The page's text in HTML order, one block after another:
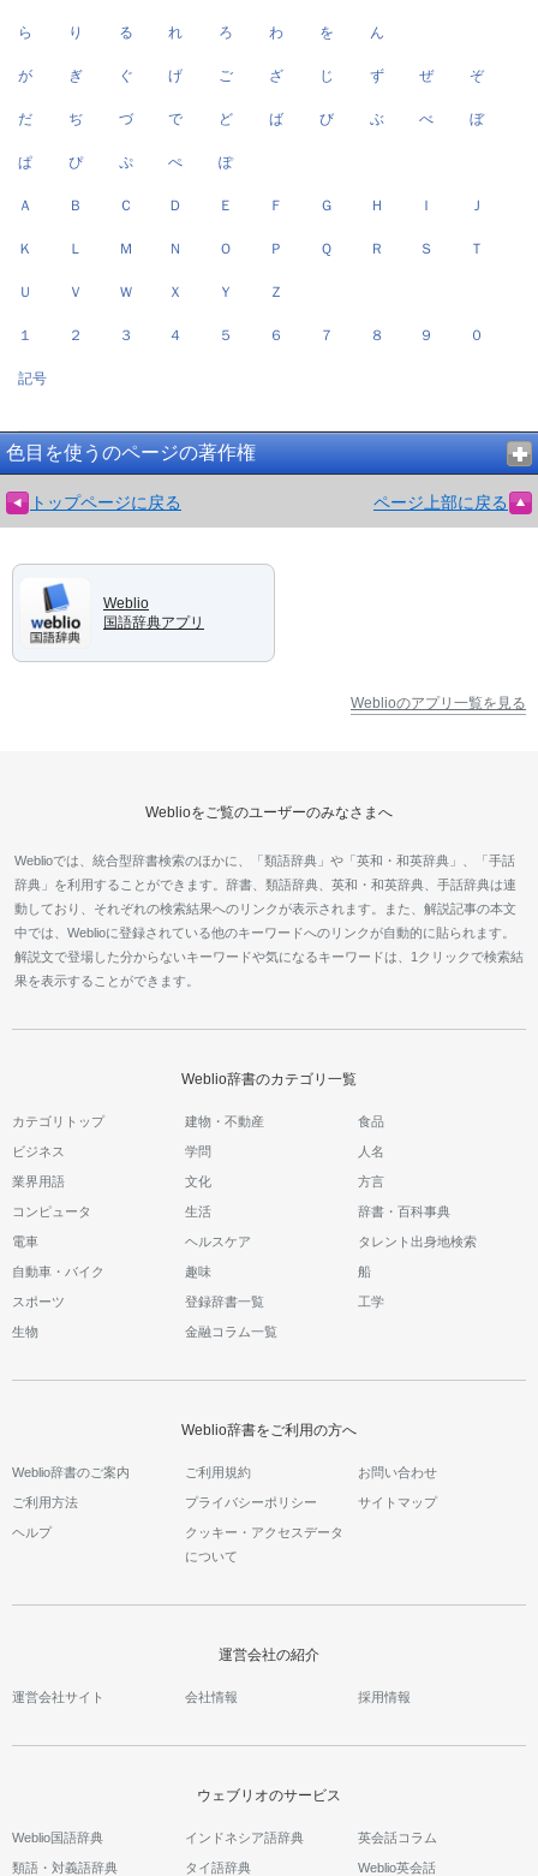
ら り る れ ろ わ を ん
が ぎ ぐ げ ご ざ じ ず ぜ ぞ
だ ぢ づ で ど ば び ぶ べ ぼ
ぱ ぴ ぷ ぺ ぽ
Ａ Ｂ Ｃ Ｄ Ｅ Ｆ Ｇ Ｈ Ｉ Ｊ
Ｋ Ｌ Ｍ Ｎ Ｏ Ｐ Ｑ Ｒ Ｓ Ｔ
Ｕ Ｖ Ｗ Ｘ Ｙ Ｚ
１ ２ ３ ４ ５ ６ ７ ８ ９ ０
記号
色目を使うのページの著作権
トップページに戻る ページ上部に戻る
Weblio
国語辞典アプリ
Weblioのアプリ一覧を見る
Weblioをご覧のユーザーのみなさまへ
Weblioでは、統合型辞書検索のほかに、「類語辞典」や「英和・和英辞典」、「手話
辞典」を利用することができます。辞書、類語辞典、英和・和英辞典、手話辞典は連
動しており、それぞれの検索結果へのリンクが表示されます。また、解説記事の本文
中では、Weblioに登録されている他のキーワードへのリンクが自動的に貼られます。
解説文で登場した分からないキーワードや気になるキーワードは、1クリックで検索結
果を表示することができます。
Weblio辞書のカテゴリ一覧
カテゴリトップ 建物・不動産 食品
ビジネス 学問 人名
業界用語 文化 方言
コンピュータ 生活 辞書・百科事典
電車 ヘルスケア タレント出身地検索
自動車・バイク 趣味 船
スポーツ 登録辞書一覧 工学
生物 金融コラム一覧
Weblio辞書をご利用の方へ
Weblio辞書のご案内 ご利用規約 お問い合わせ
ご利用方法 プライバシーポリシー サイトマップ
ヘルプ
クッキー・アクセスデータ
について
運営会社の紹介
運営会社サイト 会社情報 採用情報
ウェブリオのサービス
Weblio国語辞典
類語・対義語辞典
インドネシア語辞典
タイ語辞典
英会話コラム
Weblio英会話